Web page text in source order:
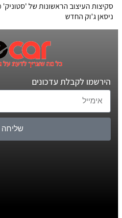
סקיצות העיצוב הראשונות של 'סטוניק'
ניסאן ג'וק החדש
הירשמו לקבלת עדכונים
שליחה